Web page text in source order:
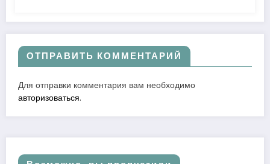
ОТПРАВИТЬ КОММЕНТАРИЙ
Для отправки комментария вам необходимо
авторизоваться.